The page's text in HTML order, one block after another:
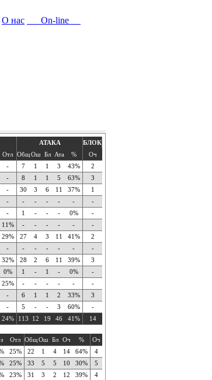
О нас
On-line
АТАКА
БЛОК
Отл ОбщОш Бл Ата % Оч
- 7 1 1 3 43% 2
- 8 1 1 5 63% 3
- 30 3 6 11 37% 1
- - - - - - -
- 1 - - - 0% -
11% - - - - - -
29% 27 4 3 11 41% 2
- - - - - - -
32% 28 2 6 11 39% 3
0% 1 - 1 - 0% -
25% - - - - - -
- 6 1 1 2 33% 3
- 5 - - 3 60% -
24% 113 12 19 46 41% 14
Отл ОбщОш Бл Оч % Оч
25% 22 1 4 14 64% 4
25% 33 5 5 10 30% 5
23% 31 3 2 12 39% 4